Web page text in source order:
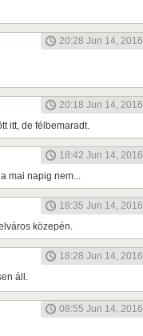
20:28 Jun 14, 2016
20:18 Jun 14, 2016
itt, de félbemaradt.
18:42 Jun 14, 2016
mai napig nem...
18:35 Jun 14, 2016
közepén.
18:28 Jun 14, 2016
áll.
08:55 Jun 14, 2016